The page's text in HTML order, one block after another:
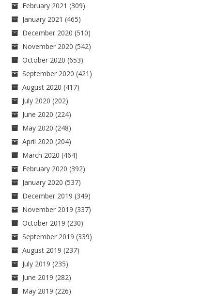
February 2021 (309)
January 2021 (465)
December 2020 (510)
November 2020 (542)
October 2020 (653)
September 2020 (421)
August 2020 (417)
July 2020 (202)
June 2020 (224)
May 2020 (248)
April 2020 (204)
March 2020 (464)
February 2020 (392)
January 2020 (537)
December 2019 (349)
November 2019 (337)
October 2019 (230)
September 2019 (339)
August 2019 (237)
July 2019 (235)
June 2019 (282)
May 2019 (226)